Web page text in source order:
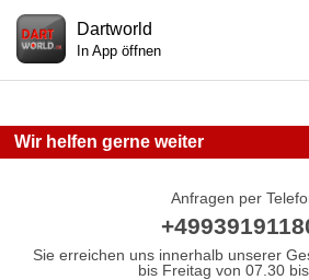
Dartworld
In App öffnen
Wir helfen gerne weiter
Anfragen per
Sie erreichen uns innerhalb unserer
bis Freitag von 07.30